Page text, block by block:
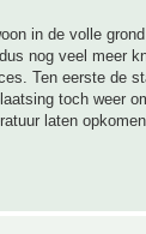
in de volle
nog veel meer
Ten eerste de
toch weer
laten